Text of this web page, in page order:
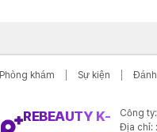
Phòng khám Sự kiện
REBEAUTY K-
Công
Địa chỉ: